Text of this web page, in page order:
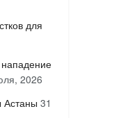
для
2026
Астаны 31